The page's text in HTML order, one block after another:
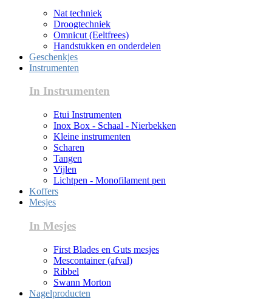
Nat techniek
Droogtechniek
Omnicut (Eeltfrees)
Handstukken en onderdelen
Geschenkjes
Instrumenten
In Instrumenten
Etui Instrumenten
Inox Box - Schaal - Nierbekken
Kleine instrumenten
Scharen
Tangen
Vijlen
Lichtpen - Monofilament pen
Koffers
Mesjes
In Mesjes
First Blades en Guts mesjes
Mescontainer (afval)
Ribbel
Swann Morton
Nagelproducten